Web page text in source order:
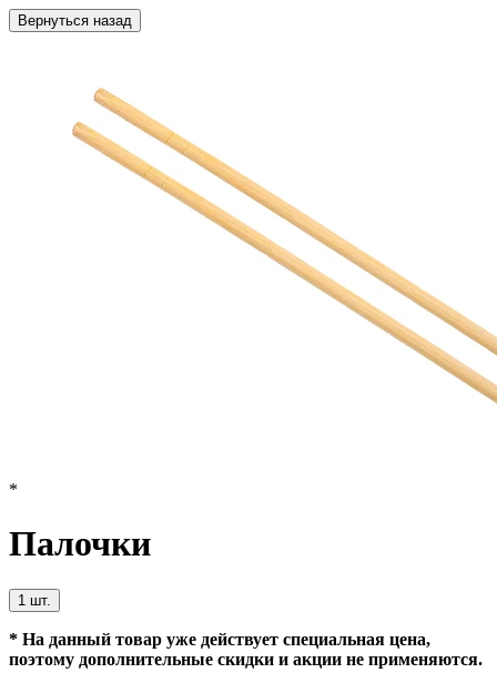
Вернуться назад
*
Палочки
1 шт.
* На данный товар уже действует специальная цена,
поэтому дополнительные скидки и акции не применяются.